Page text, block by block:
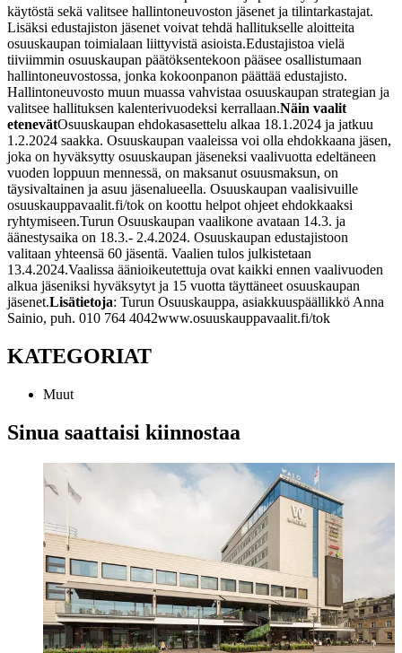
käytöstä sekä valitsee hallintoneuvoston jäsenet ja tilintarkastajat.
Lisäksi edustajiston jäsenet voivat tehdä hallitukselle aloitteita
osuuskaupan toimialaan liittyvistä asioista.Edustajistoa vielä
tiiviimmin osuuskaupan päätöksentekoon pääsee osallistumaan
hallintoneuvostossa, jonka kokoonpanon päättää edustajisto.
Hallintoneuvosto muun muassa vahvistaa osuuskaupan strategian ja
valitsee hallituksen kalenterivuodeksi kerrallaan.Näin vaalit
etenevätOsuuskaupan ehdokasasettelu alkaa 18.1.2024 ja jatkuu
1.2.2024 saakka. Osuuskaupan vaaleissa voi olla ehdokkaana jäsen,
joka on hyväksytty osuuskaupan jäseneksi vaalivuotta edeltäneen
vuoden loppuun mennessä, on maksanut osuusmaksun, on
täysivaltainen ja asuu jäsenalueella. Osuuskaupan vaalisivuille
osuuskauppavaalit.fi/tok on koottu helpot ohjeet ehdokkaaksi
ryhtymiseen.Turun Osuuskaupan vaalikone avataan 14.3. ja
äänestysaika on 18.3.- 2.4.2024. Osuuskaupan edustajistoon
valitaan yhteensä 60 jäsentä. Vaalien tulos julkistetaan
13.4.2024.Vaalissa äänioikeutettuja ovat kaikki ennen vaalivuoden
alkua jäseniksi hyväksytyt ja 15 vuotta täyttäneet osuuskaupan
jäsenet.Lisätietoja: Turun Osuuskauppa, asiakkuuspäällikkö Anna
Sainio, puh. 010 764 4042www.osuuskauppavaalit.fi/tok
KATEGORIAT
Muut
Sinua saattaisi kiinnostaa